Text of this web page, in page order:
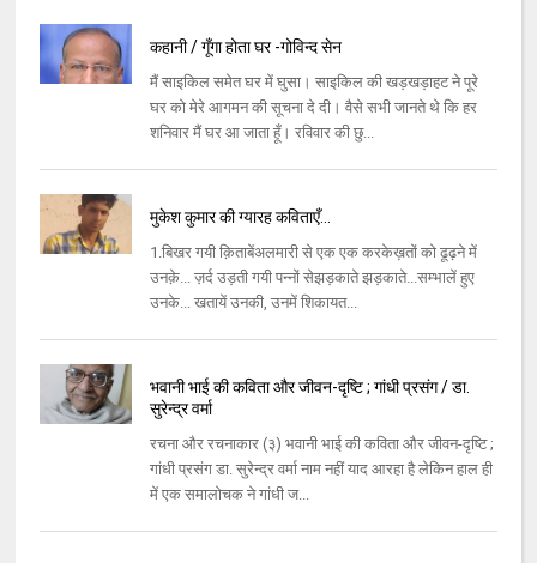
कहानी / गूँगा होता घर -गोविन्द सेन
मैं साइकिल समेत घर में घुसा। साइकिल की खड़खड़ाहट ने पूरे
घर को मेरे आगमन की सूचना दे दी। वैसे सभी जानते थे कि हर
शनिवार मैं घर आ जाता हूँ। रविवार की छु...
मुकेश कुमार की ग्यारह कविताएँ...
1.बिखर गयी क़िताबेंअलमारी से एक एक करकेख़तों को ढूढ़ने में
उनक़े... ज़र्द उड़ती गयी पन्नों सेझड़काते झड़काते...सम्भालें हुए
उनके... खतायें उनकी, उनमें शिकायत...
भवानी भाई की कविता और जीवन-दृष्टि ; गांधी प्रसंग / डा.
सुरेन्द्र वर्मा
रचना और रचनाकार (३) भवानी भाई की कविता और जीवन-दृष्टि ;
गांधी प्रसंग डा. सुरेन्द्र वर्मा नाम नहीं याद आरहा है लेकिन हाल ही
में एक समालोचक ने गांधी ज...